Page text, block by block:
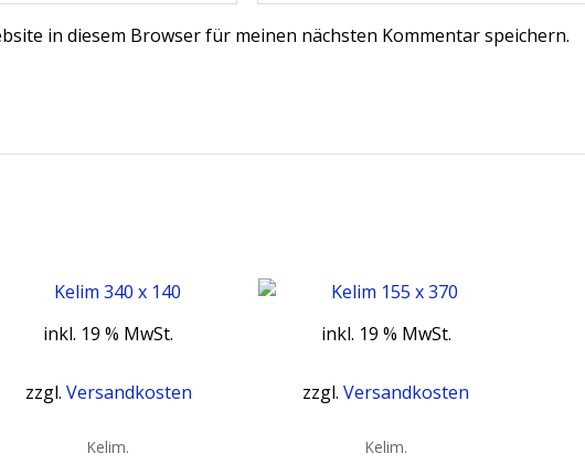
in diesem Browser für meinen nächsten Kommentar speichern.
inkl. 19 % MwSt.
zzgl. Versandkosten
Kelim.
inkl. 19 % MwSt.
zzgl.Versandkosten
Kelim.